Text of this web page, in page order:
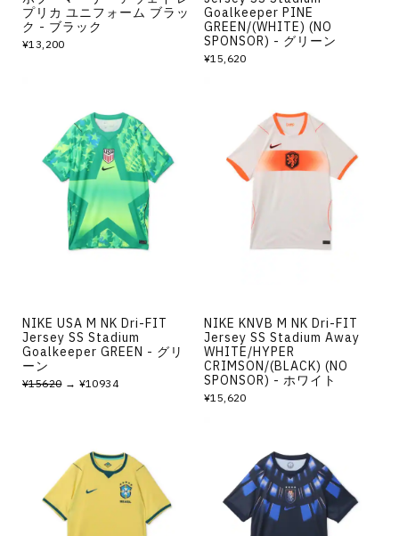
プリカ ユニフォーム ブラッ
ク - ブラック
¥13,200
Goalkeeper PINE
GREEN/(WHITE) (NO
SPONSOR) - グリーン
¥15,620
NIKE USA M NK Dri-FIT
Jersey SS Stadium
Goalkeeper GREEN - グリ
ーン
¥15620→ ¥10934
NIKE KNVB M NK Dri-FIT
Jersey SS Stadium Away
WHITE/HYPER
CRIMSON/(BLACK) (NO
SPONSOR) - ホワイト
¥15,620